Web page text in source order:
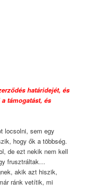
határidejét, és
támogatást, és
locsolni, sem egy
hogy ők a többség.
de ezt nekik nem kell
frusztráltak…
akik azt hiszik,
ránk vetítik, mi